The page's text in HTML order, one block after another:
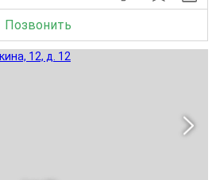
Позвонить